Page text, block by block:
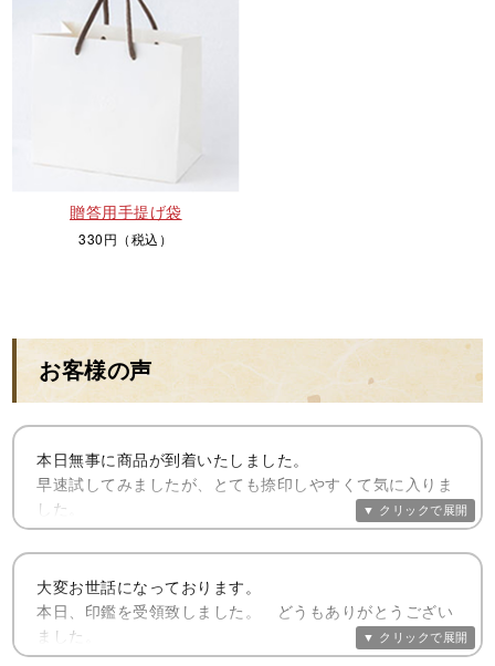
贈答用手提げ袋
330円（税込）
お客様の声
本日無事に商品が到着いたしました。
早速試してみましたが、とても捺印しやすくて気に入りま
した。
素敵な印鑑を作って頂きありがとうございました！
思っていたより大きく見えてしっかり感があり良かったで
す。
既製品ではなく、オーダーメイドで作った印鑑が欲しくて
初めてお申し込みさせていただきました。
大変お世話になっております。
本日、印鑑を受領致しました。 どうもありがとうござい
ました。